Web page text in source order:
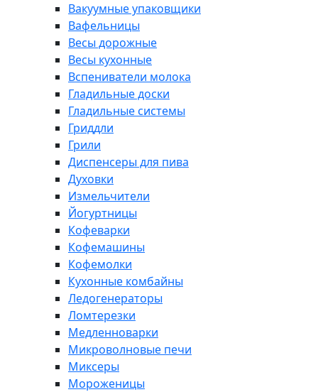
Вакуумные упаковщики
Вафельницы
Весы дорожные
Весы кухонные
Вспениватели молока
Гладильные доски
Гладильные системы
Гриддли
Грили
Диспенсеры для пива
Духовки
Измельчители
Йогуртницы
Кофеварки
Кофемашины
Кофемолки
Кухонные комбайны
Ледогенераторы
Ломтерезки
Медленноварки
Микроволновые печи
Миксеры
Мороженицы